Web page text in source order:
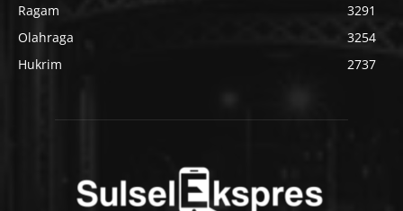
Ragam
3291
Olahraga
3254
Hukrim
2737